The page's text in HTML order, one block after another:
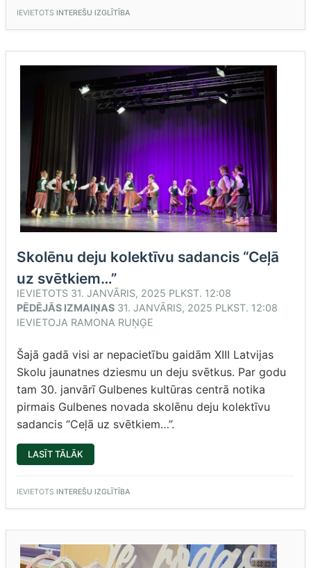
ĢIMNĀZIJĀ”
IEVIETOTS INTEREŠU IZGLĪTĪBA
Skolēnu deju kolektīvu sadancis “Ceļā
uz svētkiem…”
IEVIETOTS 31. JANVĀRIS, 2025 PLKST. 12:08
PĒDĒJĀS IZMAIŅAS 31. JANVĀRIS, 2025 PLKST. 12:08
IEVIETOJA RAMONA RUŅĢE
Šajā gadā visi ar nepacietību gaidām XIII Latvijas
Skolu jaunatnes dziesmu un deju svētkus. Par godu
tam 30. janvārī Gulbenes kultūras centrā notika
pirmais Gulbenes novada skolēnu deju kolektīvu
sadancis “Ceļā uz svētkiem…”.
LASĪT TĀLĀK
DEJU
“CEĻĀ
SVĒTKIEM…””
IEVIETOTS INTEREŠU IZGLĪTĪBA